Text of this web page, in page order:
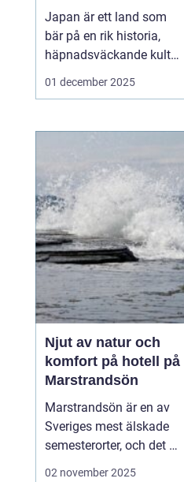
japan
Japan är ett land som
bär på en rik historia,
häpnadsväckande kultur
och en unik blandning
lockar ständigt resenärer
önskar uppleva allt fr&...
01 december 2025
Njut av natur och
komfort på hotell på
Marstrandsön
Marstrandsön är en av
Sveriges mest älskade
semesterorter, och det är
inte svårt att förstå
02 november 2025